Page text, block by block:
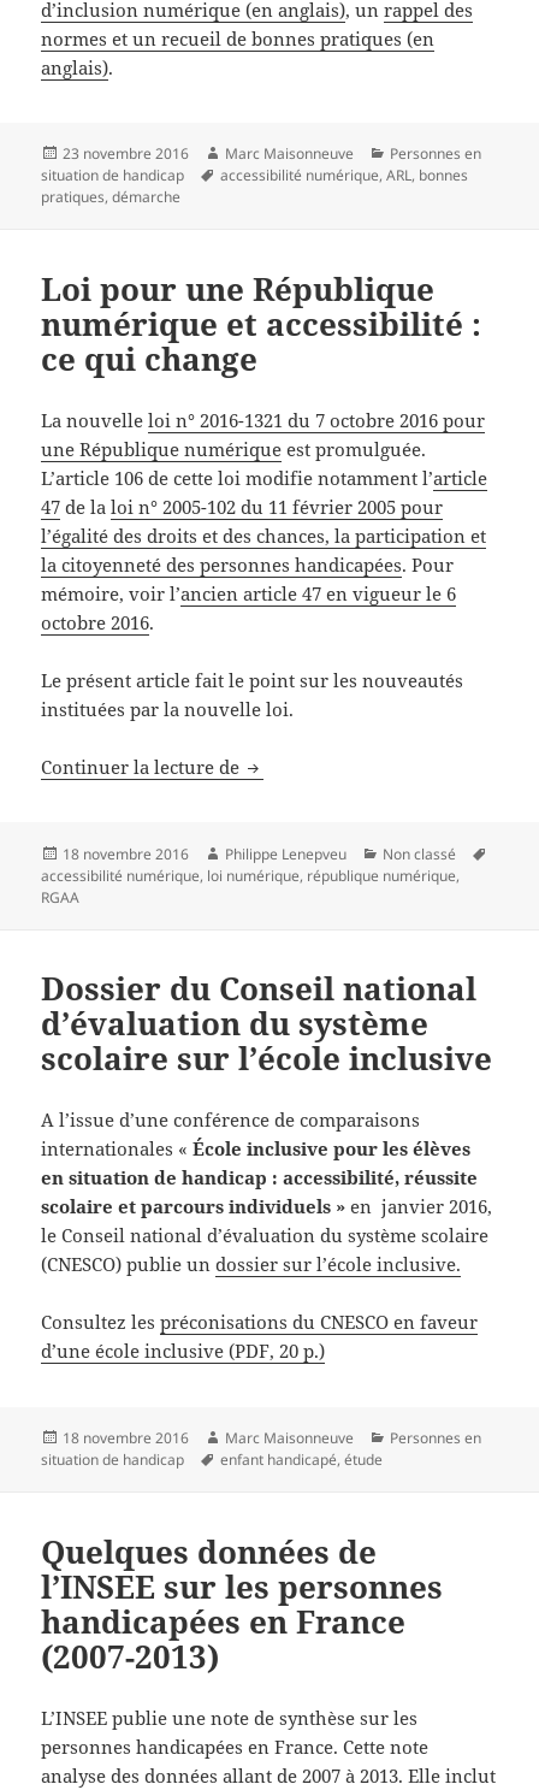
d’inclusion numérique (en anglais), unrappel des
normes et un recueil de bonnes pratiques (en
anglais).
Publié
le
23 novembre 2016 Auteur
Marc Maisonneuve Catégories
Personnes en
situation de handicap
Mots-
accessibilité numérique,ARL, bonnes
pratiques,démarche
Loi pour une République
numérique et accessibilité :
ce qui change
La nouvelleloi n° 2016-1321 du 7 octobre 2016 pour
une République numérique est promulguée.
L’article 106 de cette loi modifie notamment l’article
47 de laloi n° 2005-102 du 11 février 2005 pour
l’égalité des droits et des chances, la participation et
la citoyenneté des personnes handicapées. Pour
mémoire, voir l’ancien article 47 en vigueur le 6
octobre 2016.
Le présent article fait le point sur les nouveautés
instituées par la nouvelle loi.
Continuer la lecture de Loi pour une République
Publié
le
18 novembre 2016 Auteur
Philippe Lenepveu Catégories
Non classé
accessibilité numérique, loi numérique, république numérique,
RGAA
Dossier du Conseil national
d’évaluation du système
scolaire sur l’école inclusive
A l’issue d’une conférence de comparaisons
internationales «École inclusive pour les élèves
en situation de handicap : accessibilité, réussite
scolaire et parcours individuels » en janvier 2016,
le Conseil national d’évaluation du système scolaire
(CNESCO) publie undossier sur l’école inclusive.
Consultez lespréconisations du CNESCO en faveur
d’une école inclusive (PDF, 20 p.)
Publié
le
18 novembre 2016 Auteur
Marc Maisonneuve Catégories
Personnes en
situation de handicap
Mots-
enfant handicapé,étude
Quelques données de
l’INSEE sur les personnes
handicapées en France
(2007-2013)
L’INSEE publie une note de synthèse sur les
personnes handicapées en France. Cette note
analyse des données allant de 2007 à 2013. Elle inclut